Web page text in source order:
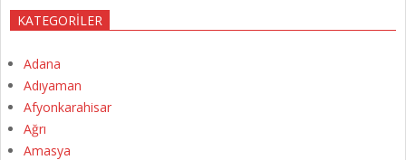
KATEGORILER
Adana
Adıyaman
Afyonkarahisar
Ağrı
Amasya